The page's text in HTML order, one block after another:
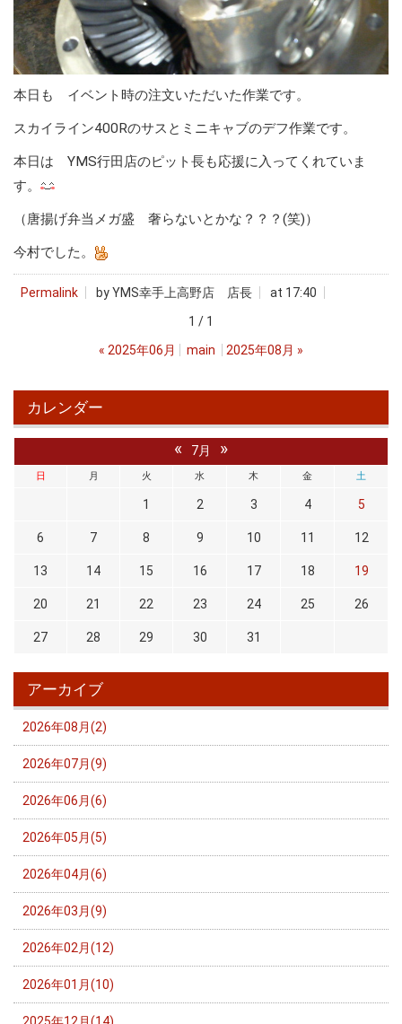
本日も イベント時の注文いただいた作業です。
スカイライン400Rのサスとミニキャブのデフ作業です。
本日は YMS行田店のピット長も応援に入ってくれていま
す。
（唐揚げ弁当メガ盛 奢らないとかな？？？(笑)）
今村でした。
Permalink by YMS幸手上高野店 店長
at 17:40
1 / 1
« 2025年06月 main 2025年08月 »
カレンダー
« 7月 »
日 月 火 水 木 金 土
1 2 3 4 5
6 7 8 9 10 11 12
13 14 15 16 17 18 19
20 21 22 23 24 25 26
27 28 29 30 31
アーカイブ
2026年08月(2)
2026年07月(9)
2026年06月(6)
2026年05月(5)
2026年04月(6)
2026年03月(9)
2026年02月(12)
2026年01月(10)